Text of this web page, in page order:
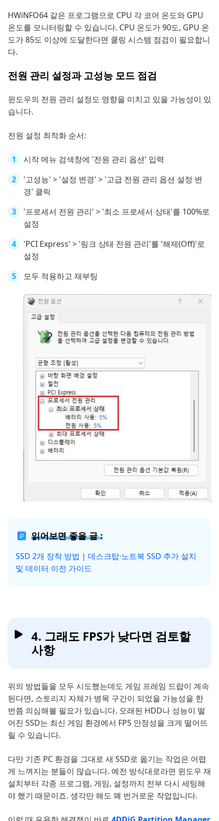
HWiNFO64 같은 프로그램으로 CPU 각 코어 온도와 GPU
온도를 모니터링할 수 있습니다. CPU 온도가 90도, GPU 온
도가 85도 이상에 도달한다면 쿨링 시스템 점검이 필요합니
다.
전원 관리 설정과 고성능 모드 점검
윈도우의 전원 관리 설정도 영향을 미치고 있을 가능성이 있
습니다.
전원 설정 최적화 순서:
시작 메뉴 검색창에 '전원 관리 옵션' 입력
'고성능' > '설정 변경' > '고급 전원 관리 옵션 설정 변
경' 클릭
'프로세서 전원 관리' > '최소 프로세서 상태'를 100%로
설정
'PCI Express' > '링크 상태 전원 관리'를 '해제(Off)'로
설정
모두 적용하고 재부팅
읽어보면 좋을 글 :
SSD 2개 장착 방법 | 데스크탑·노트북 SSD 추가 설치
및 데이터 이전 가이드
4. 그래도 FPS가 낮다면 검토할
사항
위의 방법들을 모두 시도했는데도 게임 프레임 드랍이 계속
된다면, 스토리지 자체가 병목 구간이 되었을 가능성을 한
번쯤 의심해볼 필요가 있습니다. 오래된 HDD나 성능이 떨
어진 SSD는 최신 게임 환경에서 FPS 안정성을 크게 떨어뜨
릴 수 있습니다.
다만 기존 PC 환경을 그대로 새 SSD로 옮기는 작업은 어렵
게 느껴지는 분들이 많습니다. 예전 방식대로라면 윈도우 재
설치부터 각종 프로그램, 게임, 설정까지 전부 다시 세팅해
야 했기 때문이죠. 생각만 해도 꽤 번거로운 작업입니다.